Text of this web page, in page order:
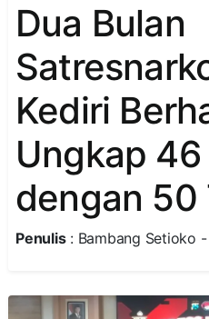
Dua Bulan
Kediri
Ungkap 46
dengan 50
Penulis: Bambang Setioko -